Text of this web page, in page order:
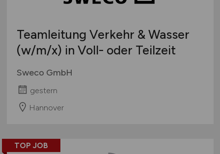
Teamleitung Verkehr & Wasser
(w/m/x) in Voll- oder Teilzeit
Sweco GmbH
gestern
Hannover
TOP JOB